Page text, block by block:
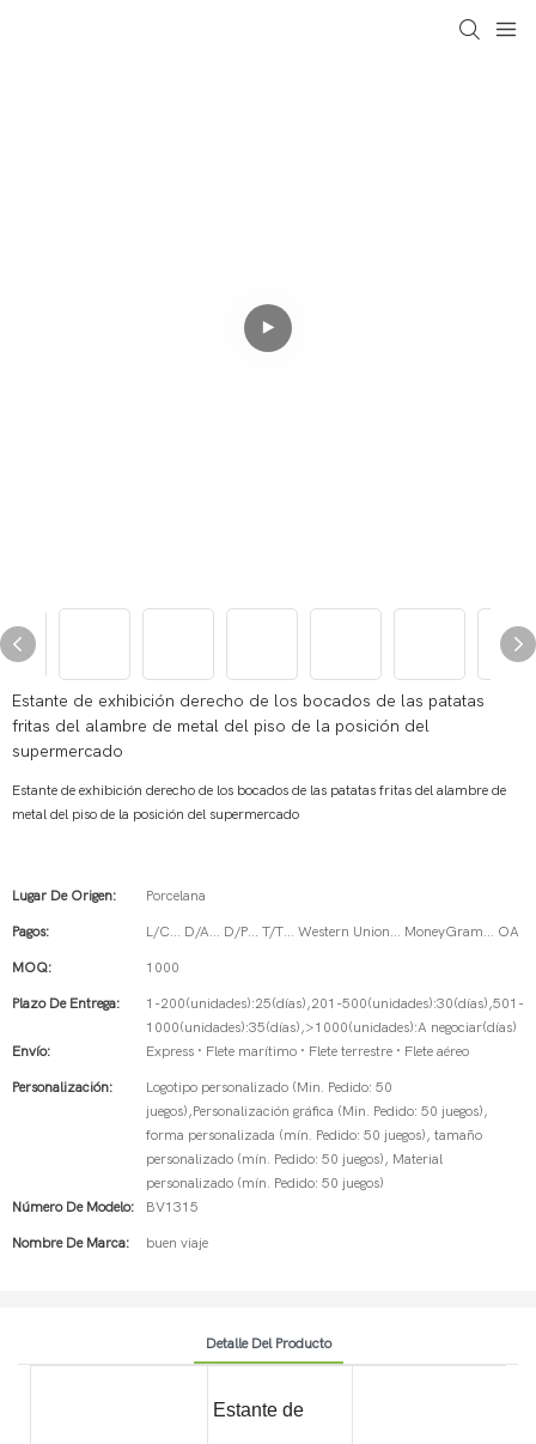
Estante de exhibición derecho de los bocados de las patatas
fritas del alambre de metal del piso de la posición del
supermercado
Estante de exhibición derecho de los bocados de las patatas fritas del alambre de
metal del piso de la posición del supermercado
Lugar De Origen: Porcelana
Pagos: L/C... D/A... D/P... T/T... Western Union... MoneyGram... OA
MOQ: 1000
Plazo De Entrega:
1-200(unidades):25(días),201-500(unidades):30(días),501-
1000(unidades):35(días),>1000(unidades):A negociar(días)
Envío:
Express · Flete marítimo · Flete terrestre · Flete aéreo
Personalización:
Logotipo personalizado (Min. Pedido: 50
juegos),Personalización gráfica (Min. Pedido: 50 juegos),
forma personalizada (mín. Pedido: 50 juegos), tamaño
personalizado (mín. Pedido: 50 juegos), Material
personalizado (mín. Pedido: 50 juegos)
Número De Modelo:
BV1315
Nombre De Marca: buen viaje
Detalle Del Producto
Estante de